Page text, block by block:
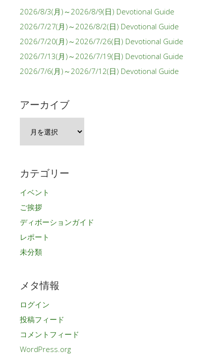
2026/8/3(月)～2026/8/9(日) Devotional Guide
2026/7/27(月)～2026/8/2(日) Devotional Guide
2026/7/20(月)～2026/7/26(日) Devotional Guide
2026/7/13(月)～2026/7/19(日) Devotional Guide
2026/7/6(月)～2026/7/12(日) Devotional Guide
アーカイブ
カ
ブ
カテゴリー
イベント
ご挨拶
ディボーションガイド
レポート
未分類
メタ情報
ログイン
投稿フィード
コメントフィード
WordPress.org